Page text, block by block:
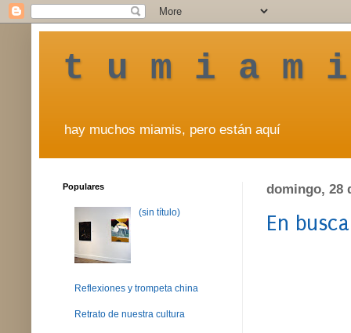
t u m i a m
hay muchos miamis, pero están aquí
domingo, 28
En
Populares
(sin título)
Reflexiones y trompeta china
Retrato de nuestra cultura